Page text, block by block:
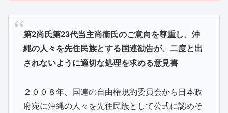
第2尚氏第23代当主尚衞氏のご意向を尊重し、沖
縄の人々を先住民族とする国連勧告が、二度と出
されないように適切な処理を求める意見書
２００８年、国連の自由権規約委員会から日本政
府宛に沖縄の人々を先住民族として公式に認めそ